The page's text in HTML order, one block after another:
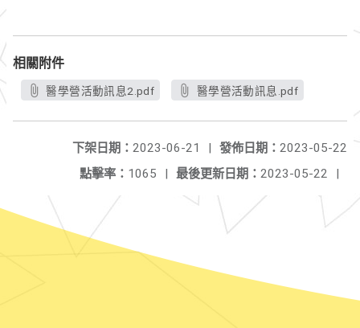
相關附件
醫學營活動訊息2.pdf 醫學營活動訊息.pdf
發佈日期： 2023-05-22
下架日期： 2023-06-21
|
最後更新日期： 2023-05-22 |
點擊率： 1065 |